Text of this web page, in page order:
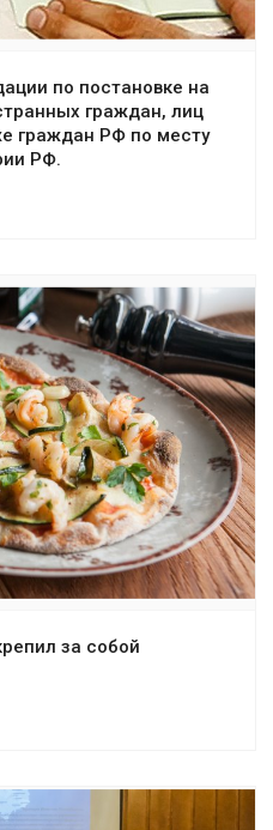
по постановке на
граждан, лиц
граждан РФ по месту
РФ.
за собой